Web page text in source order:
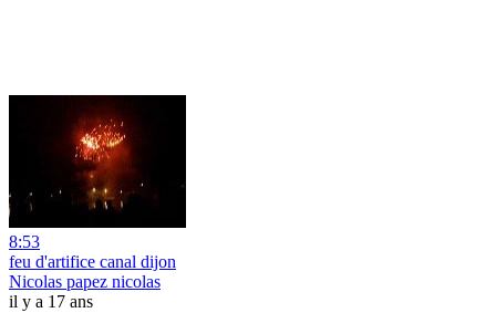
8:53
feu d'artifice canal dijon
Nicolas papez nicolas
il y a 17 ans